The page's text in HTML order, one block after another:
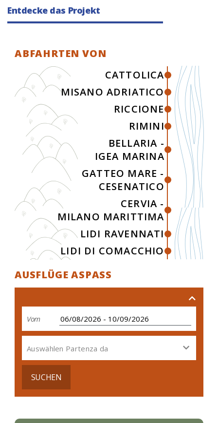
Entdecke das Projekt
ABFAHRTEN VON
CATTOLICA
MISANO ADRIATICO
RICCIONE
RIMINI
BELLARIA -
IGEA MARINA
GATTEO MARE -
CESENATICO
CERVIA -
MILANO MARITTIMA
LIDI RAVENNATI
LIDI DI COMACCHIO
AUSFLÜGE ASPASS
Vom
Auswählen Partenza da
SUCHEN